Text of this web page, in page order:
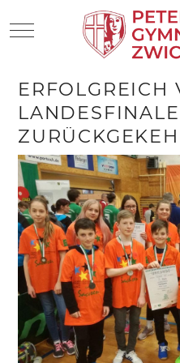
Mobile Menu Toggle
ERFOLGREICH